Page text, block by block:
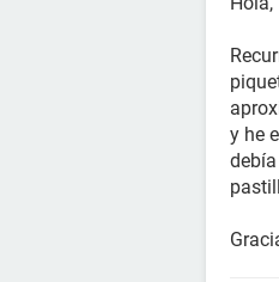
y he